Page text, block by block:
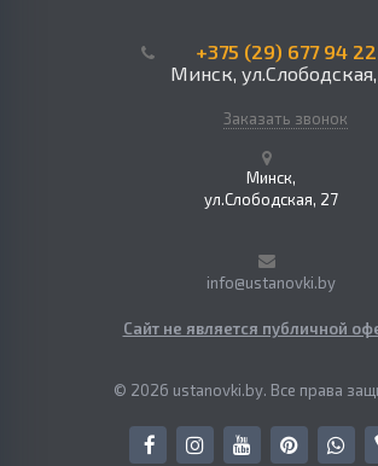
© 2026 ustanovki.by. Все права
+375 (29) 677 94 22
Минск,
Заказать звонок
Минск,
ул.Слободская, 27
info@ustanovki.by
Сайт не является публичной